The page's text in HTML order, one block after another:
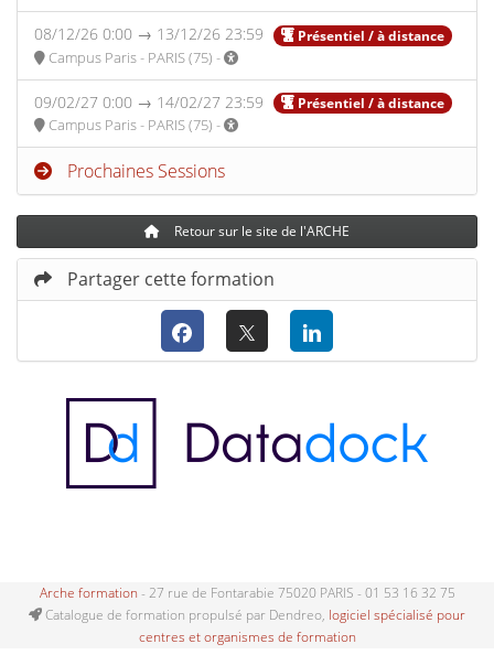
08/12/26 0:00 → 13/12/26 23:59 Présentiel / à distance
Campus Paris - PARIS (75) -
09/02/27 0:00 → 14/02/27 23:59 Présentiel / à distance
Campus Paris - PARIS (75) -
Prochaines Sessions
Retour sur le site de l'ARCHE
Partager cette formation
Arche formation - 27 rue de Fontarabie 75020 PARIS - 01 53 16 32 75
Catalogue de formation propulsé par Dendreo, logiciel spécialisé pour
centres et organismes de formation